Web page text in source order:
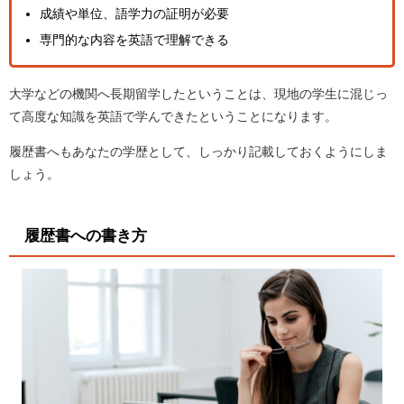
成績や単位、語学力の証明が必要
専門的な内容を英語で理解できる
大学などの機関へ長期留学したということは、現地の学生に混じっ
て高度な知識を英語で学んできたということになります。
履歴書へもあなたの学歴として、しっかり記載しておくようにしま
しょう。
履歴書への書き方